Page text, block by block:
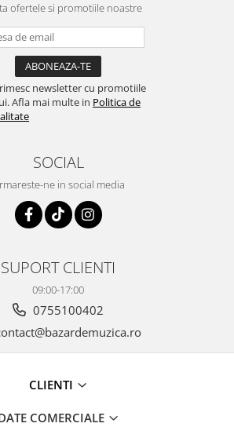
ofertele si promotiile noastre
newsletter cu promotiile
Afla mai multe in Politica de
SOCIAL
ne in social media
SUPORT CLIENTI
09:00-17:00
0755100402
CLIENTI
COMERCIALE